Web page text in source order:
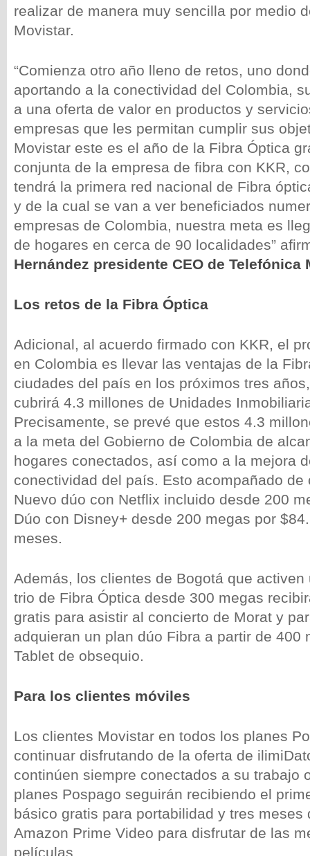
realizar de manera muy sencilla por medio
Movistar.
“Comienza otro año lleno de retos, uno
aportando a la conectividad del Colombia,
a una oferta de valor en productos y
empresas que les permitan cumplir sus
Movistar este es el año de la Fibra Óptica
conjunta de la empresa de fibra con KKR,
tendrá la primera red nacional de Fibra
y de la cual se van a ver beneficiados
empresas de Colombia, nuestra meta es
de hogares en cerca de 90 localidades”
Hernández presidente CEO de Telefónica
Los retos de la Fibra Óptica
Adicional, al acuerdo firmado con KKR, el
en Colombia es llevar las ventajas de la
ciudades del país en los próximos tres
cubrirá 4.3 millones de Unidades
Precisamente, se prevé que estos 4.3
a la meta del Gobierno de Colombia de
hogares conectados, así como a la mejora
conectividad del país. Esto acompañado de
Nuevo dúo con Netflix incluido desde 200
Dúo con Disney+ desde 200 megas por
meses.
Además, los clientes de Bogotá que
trio de Fibra Óptica desde 300 megas
gratis para asistir al concierto de Morat y
adquieran un plan dúo Fibra a partir de 400
Tablet de obsequio.
Para los clientes móviles
Los clientes Movistar en todos los planes
continuar disfrutando de la oferta de
continúen siempre conectados a su trabajo
planes Pospago seguirán recibiendo el
básico gratis para portabilidad y tres meses
Amazon Prime Video para disfrutar de las
películas.